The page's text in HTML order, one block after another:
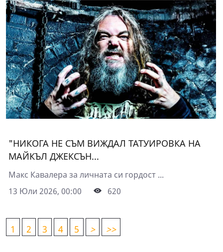
"НИКОГА НЕ СЪМ ВИЖДАЛ ТАТУИРОВКА НА
МАЙКЪЛ ДЖЕКСЪН...
Макс Кавалера за личната си гордост ...
13 Юли 2026, 00:00
620
1 2 3 4 5 > >>